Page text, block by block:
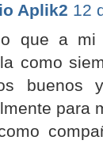
Aplik2 12
que a mi
como
buenos
para